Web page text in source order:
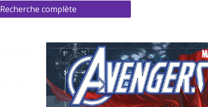
Recherche complète